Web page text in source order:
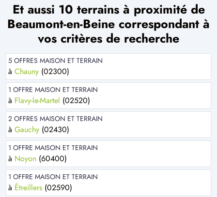
Et aussi 10 terrains à proximité de
Beaumont-en-Beine correspondant à
vos critères de recherche
5 OFFRES MAISON ET TERRAIN
à Chauny (02300)
1 OFFRE MAISON ET TERRAIN
à Flavy-le-Martel (02520)
2 OFFRES MAISON ET TERRAIN
à Gauchy (02430)
1 OFFRE MAISON ET TERRAIN
à Noyon (60400)
1 OFFRE MAISON ET TERRAIN
à Étreillers (02590)